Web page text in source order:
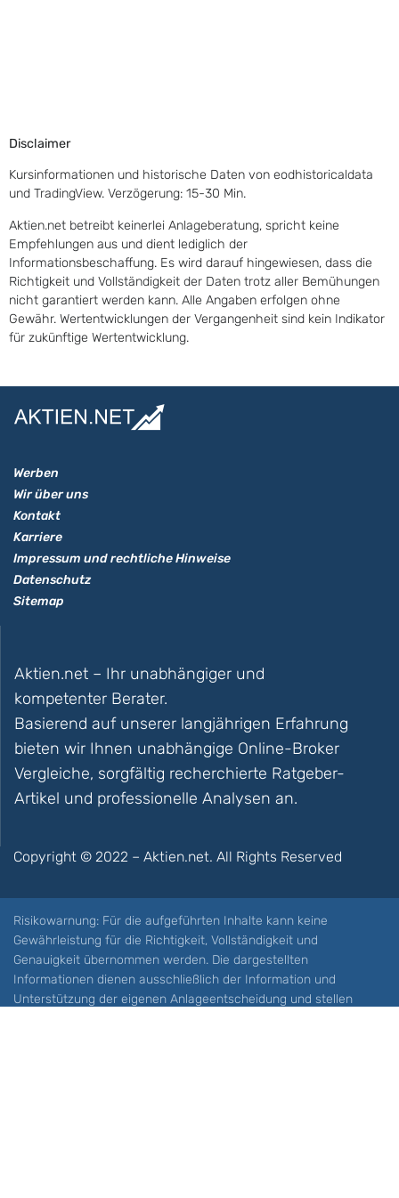
Disclaimer
Kursinformationen und historische Daten von eodhistoricaldata
und TradingView. Verzögerung: 15-30 Min.
Aktien.net betreibt keinerlei Anlageberatung, spricht keine
Empfehlungen aus und dient lediglich der
Informationsbeschaffung. Es wird darauf hingewiesen, dass die
Richtigkeit und Vollständigkeit der Daten trotz aller Bemühungen
nicht garantiert werden kann. Alle Angaben erfolgen ohne
Gewähr. Wertentwicklungen der Vergangenheit sind kein Indikator
für zukünftige Wertentwicklung.
Werben
Wir über uns
Kontakt
Karriere
Impressum und rechtliche Hinweise
Datenschutz
Sitemap
Aktien.net – Ihr unabhängiger und
kompetenter Berater.
Basierend auf unserer langjährigen Erfahrung
bieten wir Ihnen unabhängige Online-Broker
Vergleiche, sorgfältig recherchierte Ratgeber-
Artikel und professionelle Analysen an.
Copyright © 2022 – Aktien.net. All Rights Reserved
Risikowarnung: Für die aufgeführten Inhalte kann keine
Gewährleistung für die Richtigkeit, Vollständigkeit und
Genauigkeit übernommen werden. Die dargestellten
Informationen dienen ausschließlich der Information und
Unterstützung der eigenen Anlageentscheidung und stellen